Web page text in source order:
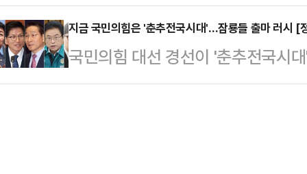
는 목소리…
더불어민주당으로서는 실로 오래
에서 몰아내는 데 성공했다. 지금
대한민국은 한덕수 대통령 권한대
를 하는 사람은 따로 있다.…
상 추진 기술 개발에 본격 착수한다
2027년까지로 총 127억원(올해
철도기술연구원이 주관한다.‘하이
(0.001~0.01 기압) 튜브 속에서 자
지금 국민의힘은 '춘추전국시대'…잠룡들 출마 러시 [
국민의힘 대선 경선이 '춘추전국시
이다. 조기 대선 일정이 6월 3일로